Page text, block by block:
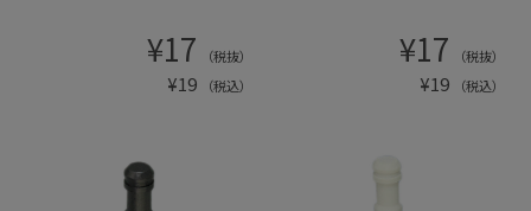
¥17 （税抜）
¥19 （税込）
¥17 （税抜）
¥19 （税込）